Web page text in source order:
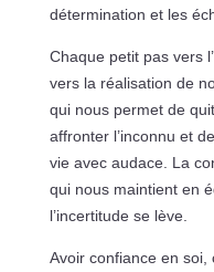
détermination et les
Chaque petit pas vers
vers la réalisation de
qui nous permet de
affronter l’inconnu et
vie avec audace. La
qui nous maintient en
l’incertitude se lève.
Avoir confiance en soi,